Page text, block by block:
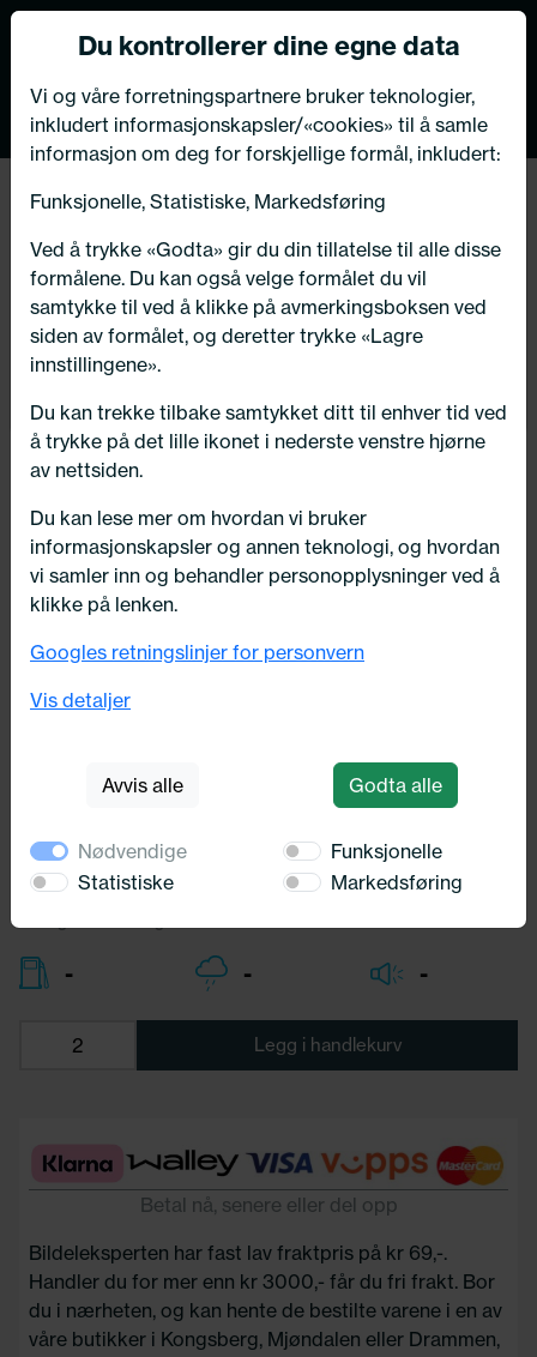
Tilbake
225/75X16 Michelin AGILIS X-ICE
NORTH 121/120R
Profil:
75,00
Diameter:
Lasteindex:
- - -
Legg i handlekurv
Betal nå, senere eller del opp
Bildeleksperten har fast lav fraktpris på kr 69,-.
Handler du for mer enn kr 3000,- får du fri frakt. Bor
du i nærheten, og kan hente de bestilte varene i en av
våre butikker i Kongsberg, Mjøndalen eller Drammen,
VIKTIG MELDING TIL VÅRE KUNDER
Bildeleksperten har flyttet
Velkommen til oss på vår nye adresse:
Numedalsvegen 76, 3617 Kongsberg
Du kontrollerer dine egne data
Vi og våre forretningspartnere bruker teknologier,
inkludert informasjonskapsler/«cookies» til å samle
informasjon om deg for forskjellige formål, inkludert:
Funksjonelle, Statistiske, Markedsføring
Ved å trykke «Godta» gir du din tillatelse til alle disse
formålene. Du kan også velge formålet du vil
samtykke til ved å klikke på avmerkingsboksen ved
siden av formålet, og deretter trykke «Lagre
innstillingene».
Du kan trekke tilbake samtykket ditt til enhver tid ved
å trykke på det lille ikonet i nederste venstre hjørne
av nettsiden.
Du kan lese mer om hvordan vi bruker
informasjonskapsler og annen teknologi, og hvordan
vi samler inn og behandler personopplysninger ved å
klikke på lenken.
Googles retningslinjer for personvern
Vis detaljer
Avvis alle Godta alle
Nødvendige
Funksjonelle
Statistiske
Markedsføring